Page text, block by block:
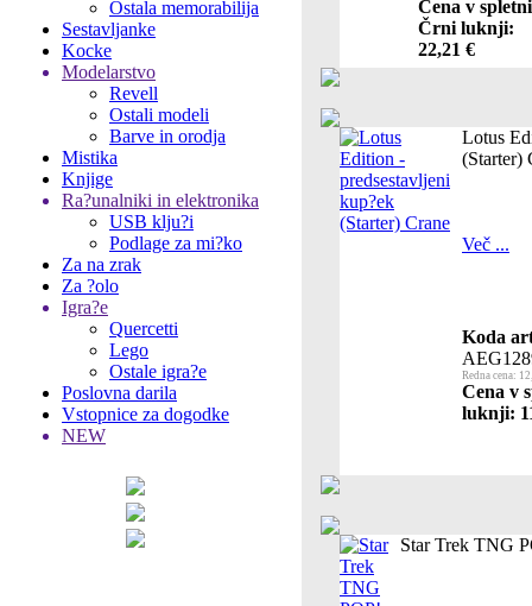
Ostala memorabilija
Sestavljanke
Kocke
Modelarstvo
Revell
Ostali modeli
Barve in orodja
Mistika
Knjige
Ra?unalniki in elektronika
USB klju?i
Podlage za mi?ko
Za na zrak
Za ?olo
Igra?e
Quercetti
Lego
Ostale igra?e
Poslovna darila
Vstopnice za dogodke
NEW
Cena v spletni
Črni luknji:
22,21 €
Lotus
(Starter)
Več ...
Koda
Redna cena:
Cena v
luknji:
Star Trek TNG